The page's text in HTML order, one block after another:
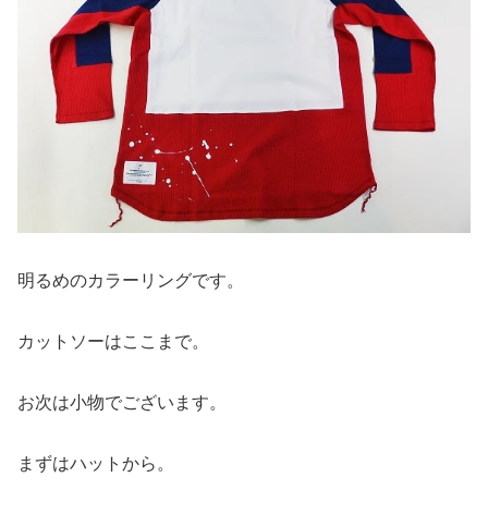
明るめのカラーリングです。
カットソーはここまで。
お次は小物でございます。
まずはハットから。